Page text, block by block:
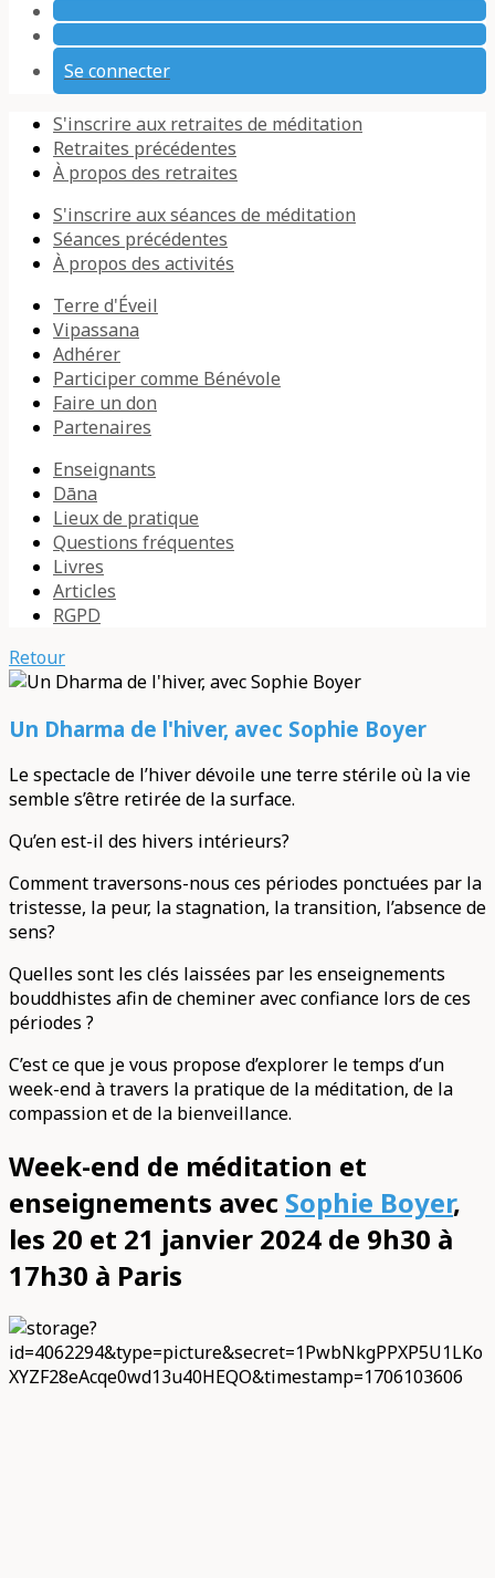
Se connecter
S'inscrire aux retraites de méditation
Retraites précédentes
À propos des retraites
S'inscrire aux séances de méditation
Séances précédentes
À propos des activités
Terre d'Éveil
Vipassana
Adhérer
Participer comme Bénévole
Faire un don
Partenaires
Enseignants
Dāna
Lieux de pratique
Questions fréquentes
Livres
Articles
RGPD
Retour
Un Dharma de l'hiver, avec Sophie Boyer
Le spectacle de l’hiver dévoile une terre stérile où la vie
semble s’être retirée de la surface.
Qu’en est-il des hivers intérieurs?
Comment traversons-nous ces périodes ponctuées par la
tristesse, la peur, la stagnation, la transition, l’absence de
sens?
Quelles sont les clés laissées par les enseignements
bouddhistes afin de cheminer avec confiance lors de ces
périodes ?
C’est ce que je vous propose d’explorer le temps d’un
week-end à travers la pratique de la méditation, de la
compassion et de la bienveillance.
Week-end de méditation et
enseignements avec Sophie Boyer,
les 20 et 21 janvier 2024 de 9h30 à
17h30 à Paris